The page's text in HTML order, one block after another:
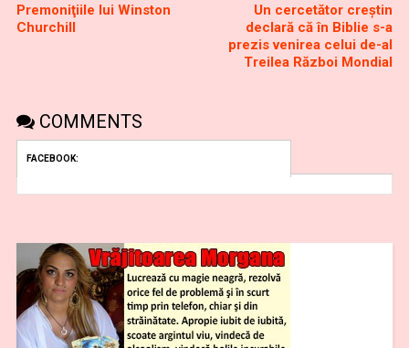
Premoniţiile lui Winston
Churchill
Un cercetător creştin
declară că în Biblie s-a
prezis venirea celui de-al
Treilea Război Mondial
COMMENTS
FACEBOOK: